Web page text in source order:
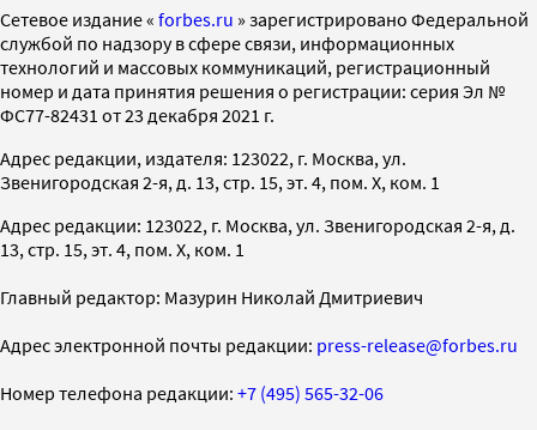
Cетевое издание « forbes.ru » зарегистрировано Федеральной
службой по надзору в сфере связи, информационных
технологий и массовых коммуникаций, регистрационный
номер и дата принятия решения о регистрации: серия Эл №
ФС77-82431 от 23 декабря 2021 г.
Адрес редакции, издателя: 123022, г. Москва, ул.
Звенигородская 2-я, д. 13, стр. 15, эт. 4, пом. X, ком. 1
Адрес редакции: 123022, г. Москва, ул. Звенигородская 2-я, д.
13, стр. 15, эт. 4, пом. X, ком. 1
Главный редактор: Мазурин Николай Дмитриевич
Адрес электронной почты редакции: press-release@forbes.ru
Номер телефона редакции: +7 (495) 565-32-06